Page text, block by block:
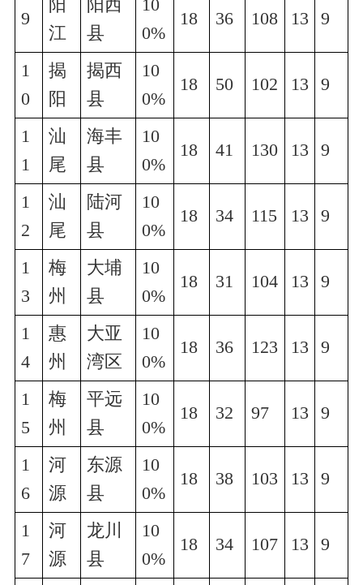
9
阳
江
阳西
县
10
0%
18 36 108 13 9
1
0
揭
阳
揭西
县
10
0%
18 50 102 13 9
1
1
汕
尾
海丰
县
10
0%
18 41 130 13 9
1
2
汕
尾
陆河
县
10
0%
18 34 115 13 9
1
3
梅
州
大埔
县
10
0%
18 31 104 13 9
1
4
惠
州
大亚
湾区
10
0%
18 36 123 13 9
1
5
梅
州
平远
县
10
0%
18 32 97 13 9
1
6
河
源
东源
县
10
0%
18 38 103 13 9
1
7
河
源
龙川
县
10
0%
18 34 107 13 9